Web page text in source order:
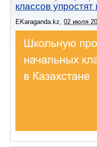
классов упростят
EKaraganda.kz 02 июля